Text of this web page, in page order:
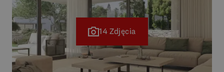
14 Zdjęcia